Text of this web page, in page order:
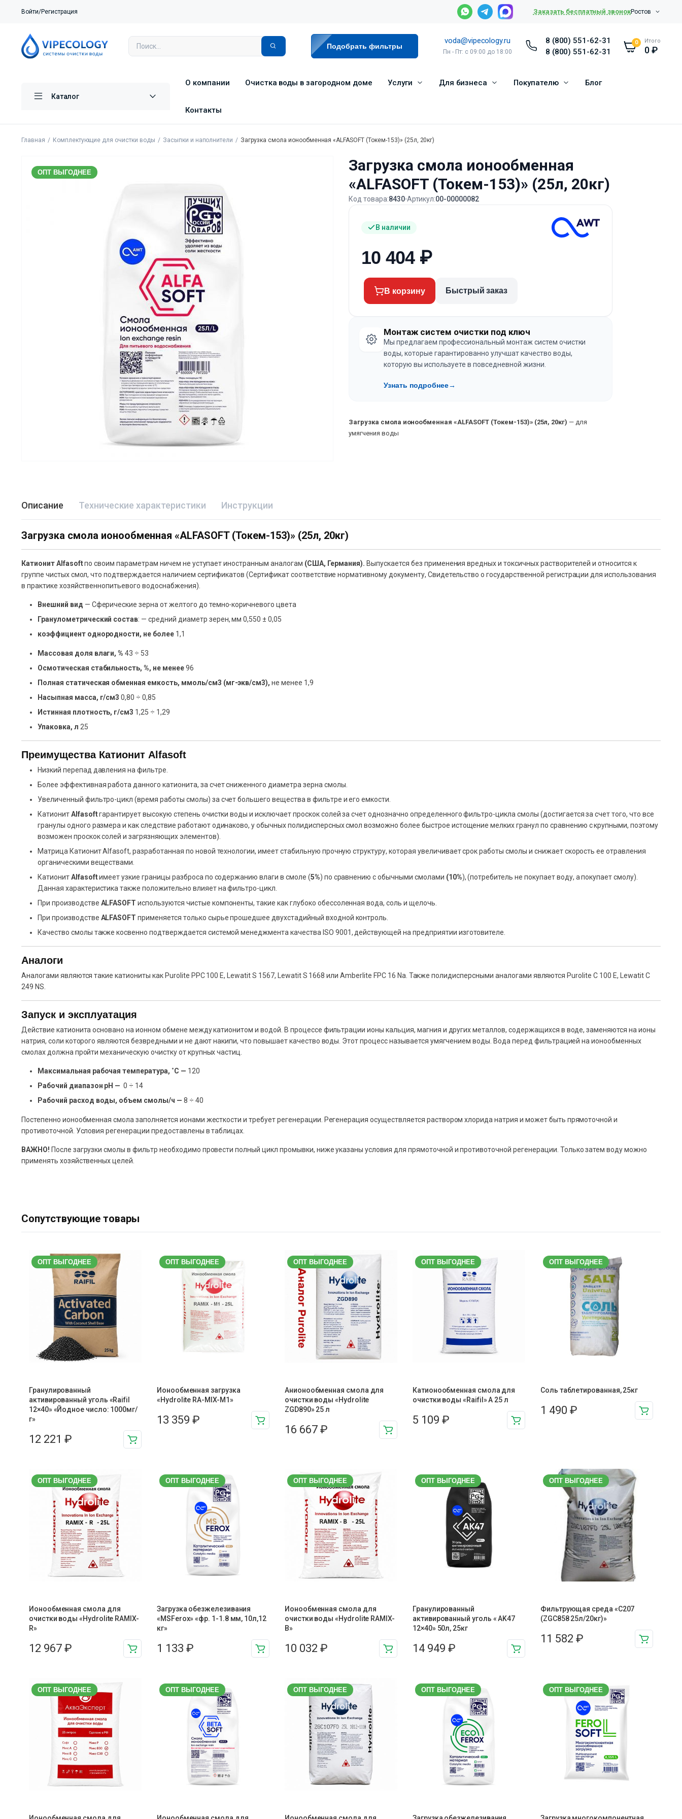
Войти/Регистрация Заказать бесплатный звонокРостов
Подобрать фильтры
voda@vipecology.ru
Пн - Пт: с 09:00 до 18:00
8 (800) 551-62-31
8 (800) 551-62-31
0 Итого
0₽
Каталог
О компании Очистка воды в загородном доме Услуги Для бизнеса Покупателю Блог
Контакты
Главная Комплектующие для очистки воды Засыпки и наполнители Загрузка смола ионообменная «ALFASOFT (Токем-153)» (25л, 20кг)
ОПТ ВЫГОДНЕЕ
Загрузка смола ионообменная
«ALFASOFT (Токем-153)» (25л, 20кг)
Код товара:8430 Артикул:00-00000082
В наличии
10 404 ₽
В корзину Быстрый заказ
Монтаж систем очистки под ключ
Мы предлагаем профессиональный монтаж систем очистки
воды, которые гарантированно улучшат качество воды,
которую вы используете в повседневной жизни.
Узнать подробнее→
Загрузка смола ионообменная «ALFASOFT (Токем-153)» (25л, 20кг) — для
умягчения воды
Описание Технические характеристики Инструкции
Загрузка смола ионообменная «ALFASOFT (Токем-153)» (25л, 20кг)
Катионит Alfasoftпо своим параметрам ничем не уступает иностранным аналогам (США, Германия). Выпускается без применения вредных и токсичных растворителей и относится к
группе чистых смол, что подтверждается наличием сертификатов (Сертификат соответствие нормативному документу, Свидетельство о государственной регистрации для использования
в практике хозяйственнопитьевого водоснабжения).
Внешний вид — Сферические зерна от желтого до темно-коричневого цвета
Гранулометрический состав: — средний диаметр зерен, мм 0,550 ± 0,05
коэффициент однородности, не более1,1
Массовая доля влаги, % 43 ÷ 53
Осмотическая стабильность, %, не менее96
Полная статическая обменная емкость, ммоль/см3 (мг-экв/см3), не менее 1,9
Насыпная масса, г/см3 0,80 ÷ 0,85
Истинная плотность, г/см3 1,25 ÷ 1,29
Упаковка, л 25
Преимущества Катионит Alfasoft
Низкий перепад давления на фильтре.
Более эффективная работа данного катионита, за счет сниженного диаметра зерна смолы.
Увеличенный фильтро-цикл (время работы смолы) за счет большего вещества в фильтре и его емкости.
КатионитAlfasoftгарантирует высокую степень очистки воды и исключает проскок солей за счет однозначно определенного фильтро-цикла смолы (достигается за счет того, что все
гранулы одного размера и как следствие работают одинаково, у обычных полидисперсных смол возможно более быстрое истощение мелких гранул по сравнению с крупными, поэтому
возможен проскок солей и загрязняющих элементов).
Матрица Катионит Alfasoft, разработанная по новой технологии, имеет стабильную прочную структуру, которая увеличивает срок работы смолы и снижает скорость ее отравления
органическими веществами.
КатионитAlfasoftимеет узкие границы разброса по содержанию влаги в смоле (5%) по сравнению с обычными смолами (10%), (потребитель не покупает воду, а покупает смолу).
Данная характеристика также положительно влияет на фильтро-цикл.
При производстве ALFASOFT используются чистые компоненты, такие как глубоко обессоленная вода, соль и щелочь.
При производстве ALFASOFT применяется только сырье прошедшее двухстадийный входной контроль.
Качество смолы также косвенно подтверждается системой менеджмента качества ISO 9001, действующей на предприятии изготовителе.
Аналоги
Аналогами являются такие катиониты как Purolite PPC 100 E, Lewatit S 1567, Lewatit S 1668 или Amberlite FPC 16 Na. Также полидисперсными аналогами являются Purolite C 100 E, Lewatit C
249 NS.
Запуск и эксплуатация
Действие катионита основано на ионном обмене между катионитом и водой. В процессе фильтрации ионы кальция, магния и других металлов, содержащихся в воде, заменяются на ионы
натрия, соли которого являются безвредными и не дают накипи, что повышает качество воды. Этот процесс называется умягчением воды. Вода перед фильтрацией на ионообменных
смолах должна пройти механическую очистку от крупных частиц.
Максимальная рабочая температура, ˚С — 120
Рабочий диапазон рН — 0 ÷ 14
Рабочий расход воды, объем смолы/ч — 8 ÷ 40
Постепенно ионообменная смола заполняется ионами жесткости и требует регенерации. Регенерация осуществляется раствором хлорида натрия и может быть прямоточной и
противоточной. Условия регенерации предоставлены в таблицах.
ВАЖНО! После загрузки смолы в фильтр необходимо провести полный цикл промывки, ниже указаны условия для прямоточной и противоточной регенерации. Только затем воду можно
применять хозяйственных целей.
Сопутствующие товары
ОПТ ВЫГОДНЕЕ
Гранулированный
активированный уголь «Raifil
12×40» «Йодное число: 1000мг/
г»
12 221 ₽
ОПТ ВЫГОДНЕЕ
Ионообменная загрузка
«Hydrolite RA-MIX-М1»
13 359 ₽
ОПТ ВЫГОДНЕЕ
Анионообменная смола для
очистки воды «Hydrolite
ZGD890» 25 л
16 667 ₽
ОПТ ВЫГОДНЕЕ
Катионообменная смола для
очистки воды «Raifil» A 25 л
5 109 ₽
ОПТ ВЫГОДНЕЕ
Соль таблетированная, 25кг
1 490 ₽
ОПТ ВЫГОДНЕЕ
Ионообменная смола для
очистки воды «Hydrolite RAMIX-
R»
12 967 ₽
ОПТ ВЫГОДНЕЕ
Загрузка обезжелезивания
«MSFerox» «фр. 1-1.8 мм, 10л,12
кг»
1 133 ₽
ОПТ ВЫГОДНЕЕ
Ионообменная смола для
очистки воды «Hydrolite RAMIX-
B»
10 032 ₽
ОПТ ВЫГОДНЕЕ
Гранулированный
активированный уголь « AK47
12×40» 50л, 25кг
14 949 ₽
ОПТ ВЫГОДНЕЕ
Фильтрующая среда «С207
(ZGC858 25л/20кг)»
11 582 ₽
ОПТ ВЫГОДНЕЕ ОПТ ВЫГОДНЕЕ ОПТ ВЫГОДНЕЕ ОПТ ВЫГОДНЕЕ ОПТ ВЫГОДНЕЕ